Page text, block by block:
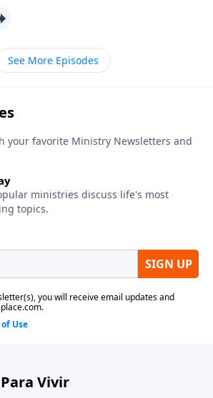
estudio es de un «joven» de 85
en los desafíos de la vida, alerta,
y enfrentando cada día con un
una fuerte determinación y una fe
deseo de estar vivo, lo convierten
a seguir. Al hacer un breve análisis
que como él, nosotros también
See More Episodes
Vivir